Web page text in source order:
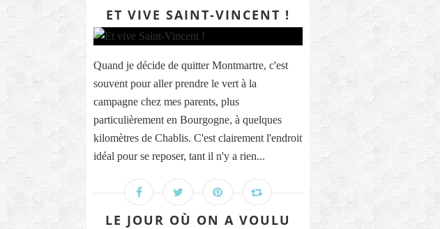
ET VIVE SAINT-VINCENT !
Quand je décide de quitter Montmartre, c'est
souvent pour aller prendre le vert à la
campagne chez mes parents, plus
particulièrement en Bourgogne, à quelques
kilomètres de Chablis. C'est clairement l'endroit
idéal pour se reposer, tant il n'y a rien...
LE JOUR OÙ ON A VOULU